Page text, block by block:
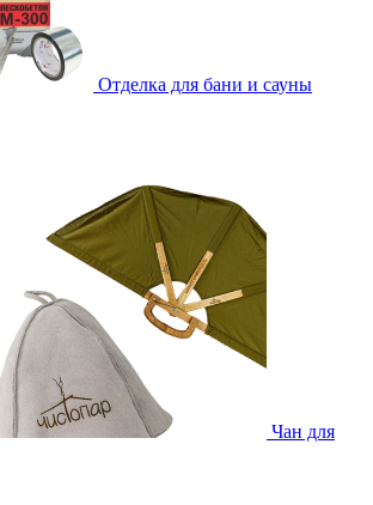
Отделка для бани и сауны
Чан для